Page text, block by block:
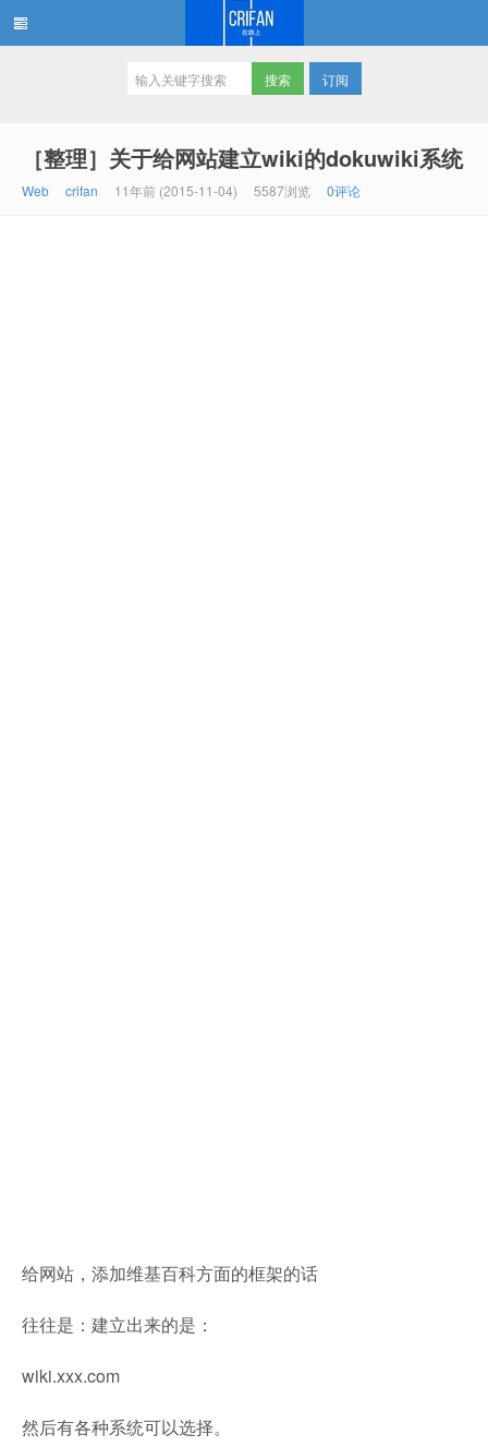
订阅
［整理］关于给网站建立wiki的dokuwiki系统
Web crifan 11年前 (2015-11-04) 5587浏览 0评论
给网站，添加维基百科方面的框架的话
往往是：建立出来的是：
wiki.xxx.com
然后有各种系统可以选择。